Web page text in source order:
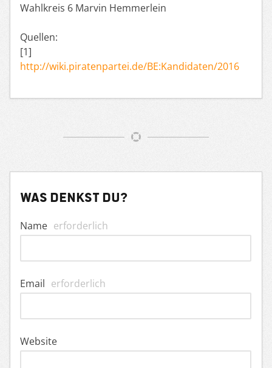
Wahlkreis 6 Marvin Hemmerlein
Quellen:
[1]
http://wiki.piratenpartei.de/BE:Kandidaten/2016
Was denkst du?
Name erforderlich
Email erforderlich
Website